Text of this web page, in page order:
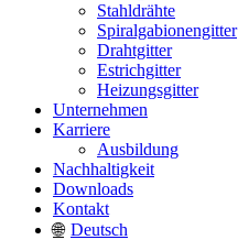
Stahldrähte
Spiralgabionengitter
Drahtgitter
Estrichgitter
Heizungsgitter
Unternehmen
Karriere
Ausbildung
Nachhaltigkeit
Downloads
Kontakt
Deutsch